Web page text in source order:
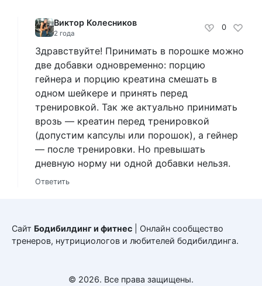
Виктор Колесников
2 года
0
Здравствуйте! Принимать в порошке можно
две добавки одновременно: порцию
гейнера и порцию креатина смешать в
одном шейкере и принять перед
тренировкой. Так же актуально принимать
врозь — креатин перед тренировкой
(допустим капсулы или порошок), а гейнер
— после тренировки. Но превышать
дневную норму ни одной добавки нельзя.
Ответить
Сайт Бодибилдинг и фитнес | Онлайн сообщество
тренеров, нутрициологов и любителей бодибилдинга.
© 2026. Все права защищены.